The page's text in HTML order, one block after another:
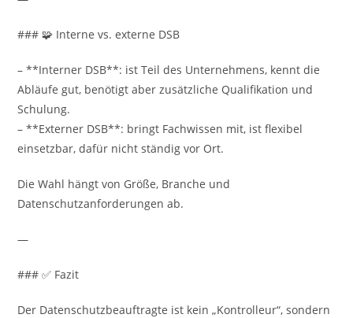
### 🧩 Interne vs. externe DSB
– **Interner DSB**: ist Teil des Unternehmens, kennt die
Abläufe gut, benötigt aber zusätzliche Qualifikation und
Schulung.
– **Externer DSB**: bringt Fachwissen mit, ist flexibel
einsetzbar, dafür nicht ständig vor Ort.
Die Wahl hängt von Größe, Branche und
Datenschutzanforderungen ab.
—
### ✅ Fazit
Der Datenschutzbeauftragte ist kein „Kontrolleur“, sondern